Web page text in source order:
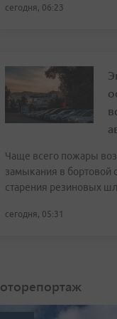
сегодня, 06:23
Чаще всего пожары
замыкания в бортовой
старения резиновых
сегодня, 05:31